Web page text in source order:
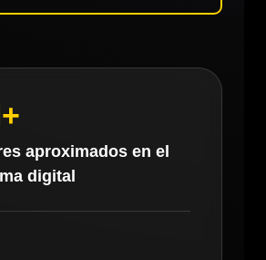
aproximados en el
digital